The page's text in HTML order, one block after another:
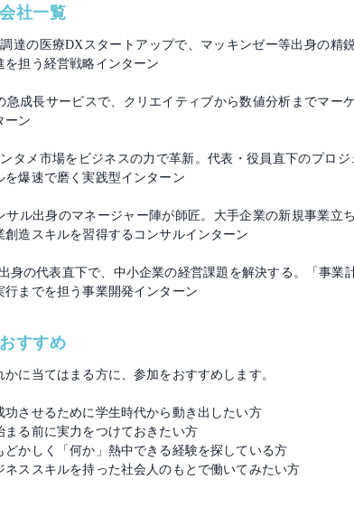
社一覧
調達の医療DXスタートアップで、マッキンゼー等出身の精
を担う経営戦略インターン
急成長サービスで、クリエイティブから数値分析までマー
ーン
ンタメ市場をビジネスの力で革新。代表・役員直下のプロ
を爆速で磨く実践型インターン
サル出身のマネージャー陣が師匠。大手企業の新規事業立
創造スキルを習得するコンサルインターン
身の代表直下で、中小企業の経営課題を解決する。「事業
行までを担う事業開発インターン
すすめ
に当てはまる方に、参加をおすすめします。
功させるために学生時代から動き出したい方
まる前に実力をつけておきたい方
どかしく「何か」熱中できる経験を探している方
ネススキルを持った社会人のもとで働いてみたい方